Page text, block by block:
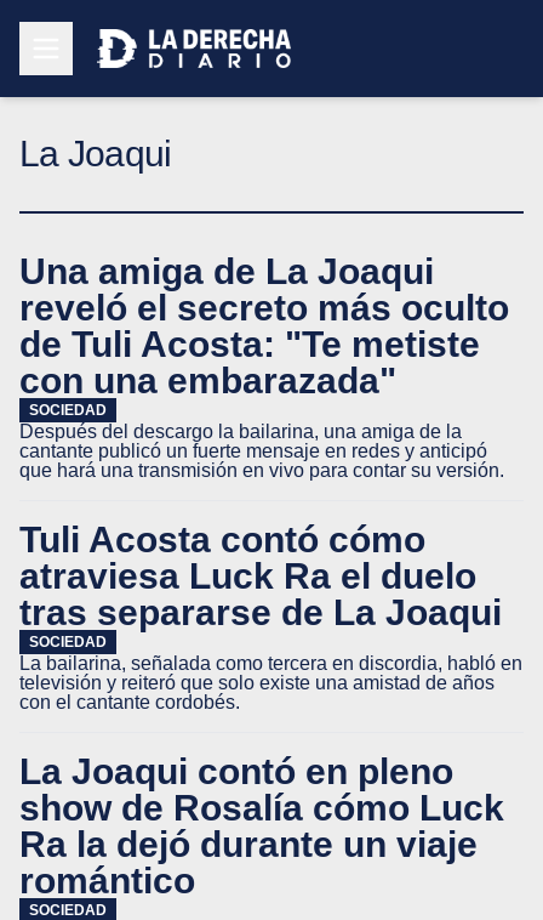
La Joaqui
Una amiga de La Joaqui
reveló el secreto más oculto
de Tuli Acosta: "Te metiste
con una embarazada"
SOCIEDAD
Después del descargo la bailarina, una amiga de la
cantante publicó un fuerte mensaje en redes y anticipó
que hará una transmisión en vivo para contar su versión.
Tuli Acosta contó cómo
atraviesa Luck Ra el duelo
tras separarse de La Joaqui
SOCIEDAD
La bailarina, señalada como tercera en discordia, habló en
televisión y reiteró que solo existe una amistad de años
con el cantante cordobés.
La Joaqui contó en pleno
show de Rosalía cómo Luck
Ra la dejó durante un viaje
romántico
SOCIEDAD